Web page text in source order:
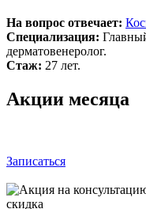
На вопрос отвечает:
Специализация:
дерматовенеролог.
Стаж: 27 лет.
Акции месяца
Записаться